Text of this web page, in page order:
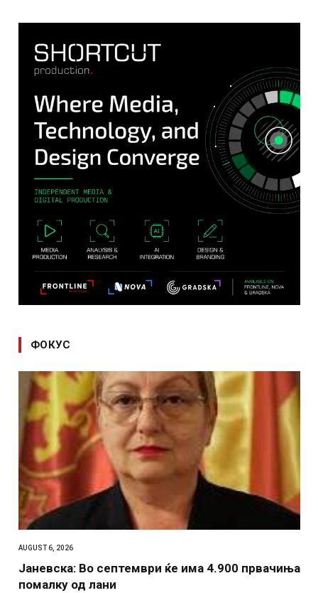
ФОКУС
AUGUST 6, 2026
Јаневска: Во септември ќе има 4.900 првачиња
помалку од лани